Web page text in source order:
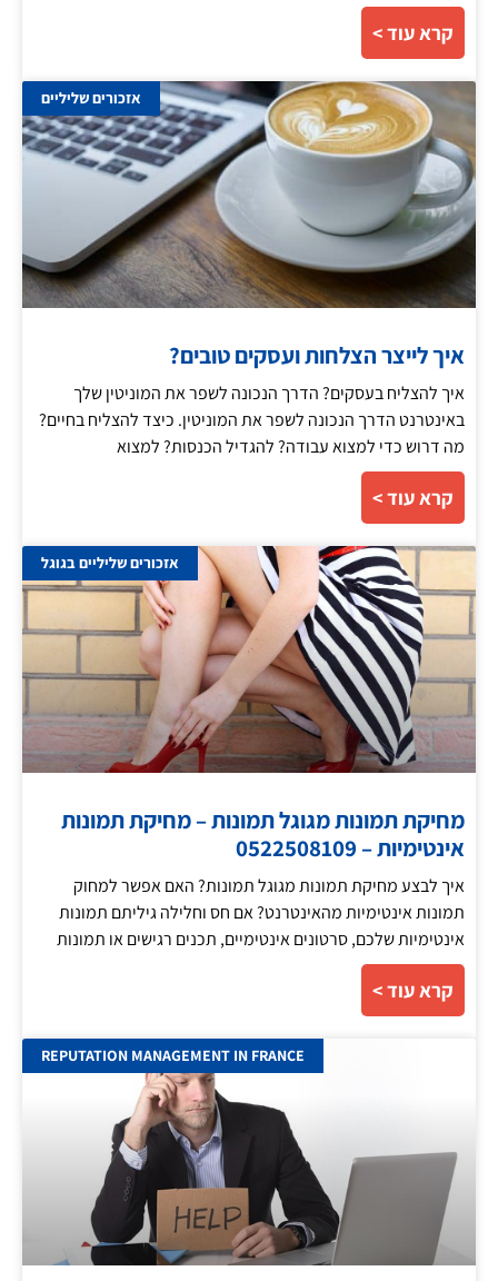
קרא עוד >
אזכורים שליליים
איך לייצר הצלחות ועסקים טובים?
איך להצליח בעסקים? הדרך הנכונה לשפר את המוניטין שלך
באינטרנט הדרך הנכונה לשפר את המוניטין. כיצד להצליח בחיים?
מה דרוש כדי למצוא עבודה? להגדיל הכנסות? למצוא
קרא עוד >
אזכורים שליליים בגוגל
מחיקת תמונות מגוגל תמונות – מחיקת תמונות
אינטימיות – 0522508109
איך לבצע מחיקת תמונות מגוגל תמונות? האם אפשר למחוק
תמונות אינטימיות מהאינטרנט? אם חס וחלילה גיליתם תמונות
אינטימיות שלכם, סרטונים אינטימיים, תכנים רגישים או תמונות
קרא עוד >
REPUTATION MANAGEMENT IN FRANCE